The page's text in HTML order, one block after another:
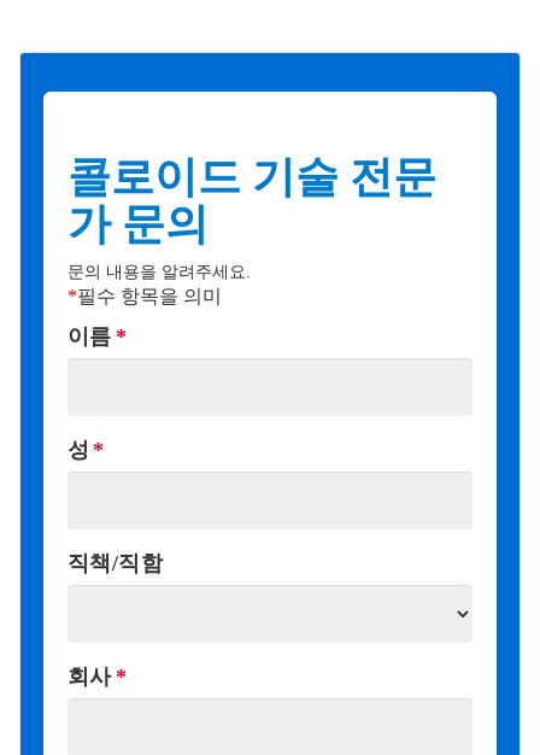
콜로이드 기술 전문
가 문의
문의 내용을 알려주세요.
*필수 항목을 의미
이름
성
직책/직함
회사